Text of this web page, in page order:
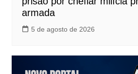
armada
5 de agosto de 2026